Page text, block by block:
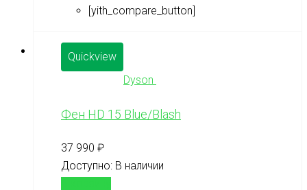
[yith_compare_button]
Quickview
Dyson
Фен HD 15 Blue/Blash
37 990 ₽
Доступно: В наличии